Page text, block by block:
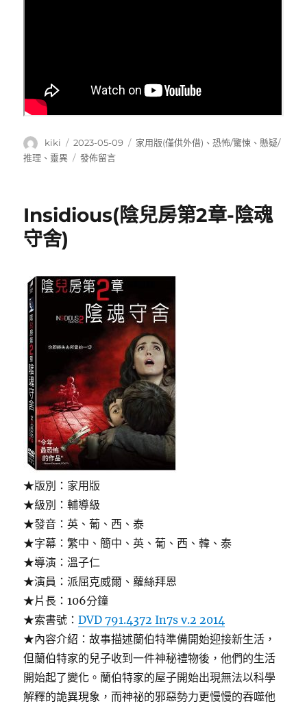
作
者
kiki
發
佈
2023-05-09
分
家用版(僅供外借) 、恐怖/驚悚 、懸疑/
推理 、 靈異
在
第
靈
始)〉
發佈留言
Insidious(陰兒房第2章-陰魂
守舍)
★版別：家用版
★級別：輔導級
★發音：英、葡、西、泰
★字幕：繁中、簡中、英、葡、西、韓、泰
★導演：溫子仁
★演員：派屈克威爾、蘿絲拜恩
★片長：106分鐘
★索書號：DVD 791.4372 In7s v.2 2014
★內容介紹：故事描述蘭伯特準備開始迎接新生活，
但蘭伯特家的兒子收到一件神秘禮物後，他們的生活
開始起了變化。蘭伯特家的屋子開始出現無法以科學
解釋的詭異現象，而神祕的邪惡勢力更慢慢的吞噬他